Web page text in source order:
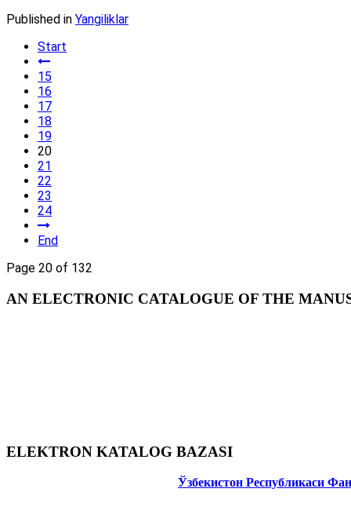
Published in Yangiliklar
Start
15
16
17
18
19
20
21
22
23
24
End
Page 20 of 132
AN ELECTRONIC CATALOGUE OF THE
ELEKTRON KATALOG BAZASI
Ўзбекистон Республикаси